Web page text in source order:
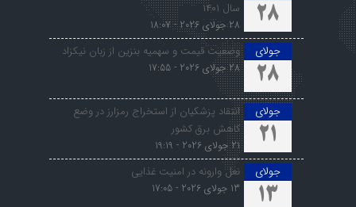
28
سال ۱۴۰۱
28 جولای 2026 - 18:07
جولای
28
وضعیت قیمت و سهمیه بنزین از زبان نیکزاد
28 جولای 2026 - 17:55
جولای
21
انتقاد پزشکیان از استخراج رمزارز در وضع
کاهش برق کشور
21 جولای 2026 - 19:19
جولای
13
نعل وارونه در امنیت غذایی
13 جولای 2026 - 17:05